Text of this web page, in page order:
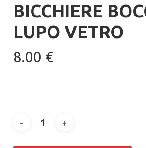
BICCHIERE
LUPO VETRO
8.00 €